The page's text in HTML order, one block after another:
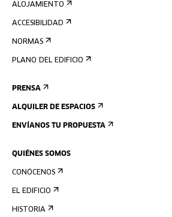
ALOJAMIENTO
ACCESIBILIDAD
NORMAS
PLANO DEL EDIFICIO
PRENSA
ALQUILER DE ESPACIOS
ENVÍANOS TU PROPUESTA
QUIÉNES SOMOS
CONÓCENOS
EL EDIFICIO
HISTORIA